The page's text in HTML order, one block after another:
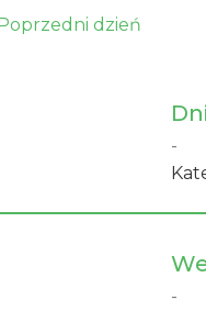
dzień
-
-